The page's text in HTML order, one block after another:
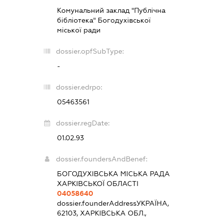
Комунальний заклад "Публічна
бібліотека" Богодухівської
міської ради
dossier.opfSubType:
-
dossier.edrpo:
05463561
dossier.regDate:
01.02.93
dossier.foundersAndBenef:
БОГОДУХІВСЬКА МІСЬКА РАДА
ХАРКІВСЬКОЇ ОБЛАСТІ
04058640
dossier.founderAddressУКРАЇНА,
62103, ХАРКІВСЬКА ОБЛ.,